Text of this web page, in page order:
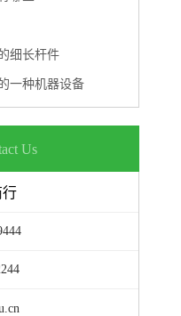
细长杆件
一种机器设备
Us
行